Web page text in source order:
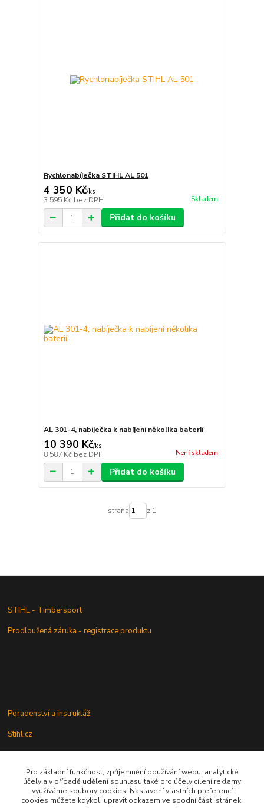
Rychlonabíječka STIHL AL 501
4 350 Kč/ks
3 595 Kč bez DPH Skladem
Přidat do košíku
AL 301-4, nabíječka k nabíjení několika baterií
10 390 Kč/ks
8 587 Kč bez DPH Není skladem
Přidat do košíku
strana z 1
STIHL - Timbersport
Prodloužená záruka - registrace produktu
Poradenství a instruktáž
Stihl.cz
Údržba a servis
Rady a praktické informace
Pro základní funkčnost, zpříjemnění používání webu, analytické
účely a v případě udělení souhlasu také pro účely cílení reklamy
využíváme soubory cookies. Nastavení vlastních preferencí
cookies můžete kdykoli upravit odkazem ve spodní části stránek.